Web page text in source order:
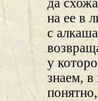
да
на ее в
с
у
знаем, в